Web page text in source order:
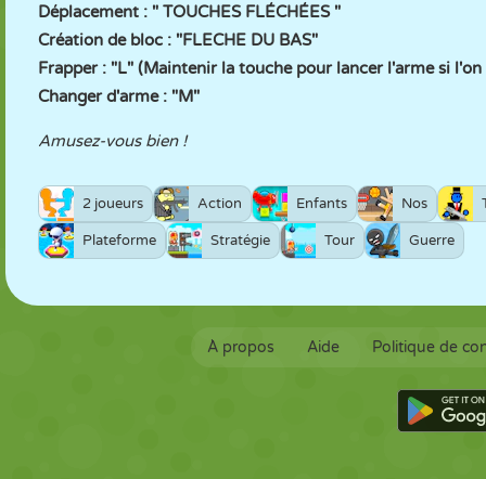
Déplacement : " TOUCHES FLÉCHÉES "
Création de bloc : "FLECHE DU BAS"
Frapper : "L" (Maintenir la touche pour lancer l'arme si
Changer d'arme : "M"
Amusez-vous bien !
2 joueurs Action Enfants Nos
Plateforme Stratégie Tour Guerre
À propos Aide Politique de